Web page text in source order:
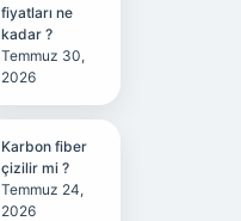
fiyatları ne
kadar ?
Temmuz 30,
2026
Karbon fiber
çizilir mi ?
Temmuz 24,
2026